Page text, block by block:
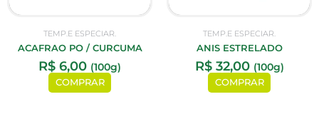
TEMP.E ESPECIAR.
ACAFRAO PO / CURCUMA
R$ 6,00 (100g)
COMPRAR
TEMP.E ESPECIAR.
ANIS ESTRELADO
R$32,00 (100g)
COMPRAR